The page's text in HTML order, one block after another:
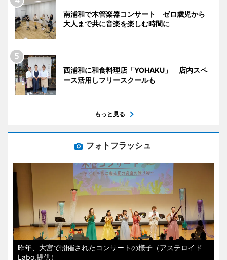
南浦和で木管楽器コンサート ゼロ歳児から
大人まで共に音楽を楽しむ時間に
西浦和に和食料理店「YOHAKU」 店内スペ
ース活用しフリースクールも
もっと見る
フォトフラッシュ
昨年、大宮で開催されたコンサートの様子（アステロイド
Labo.提供）